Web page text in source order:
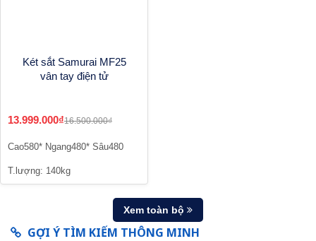
Két sắt Samurai MF25
vân tay điện tử
13.999.000₫16.500.000₫
Cao580* Ngang480* Sâu480
T.lượng: 140kg
Xem toàn bộ
GỢI Ý TÌM KIẾM THÔNG MINH